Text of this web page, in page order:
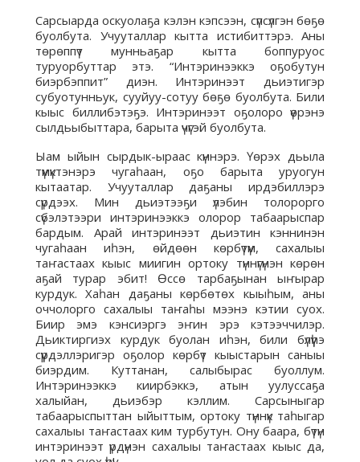
Сарсыарда оскуолаҕа кэлэн кэпсээн, сүпсүлгэн бөҕө
буолбута. Учууталлар кытта истибиттэрэ. Аны
төрөппүт мунньаҕар кытта боппуруос
туруорбуттар этэ. “Интэринээккэ оҕобутун
биэрбэппит” диэн. Интэринээт дьиэтигэр
субуотунньук, сууйуу-сотуу бөҕө буолбута. Били
кыыс биллибэтэҕэ. Интэринээт оҕолоро үөрэнэ
сылдьыбыттара, барыта үчүгэй буолбута.
Ыам ыйын сырдык-ыраас күннэрэ. Үөрэх дьыла
түмүктэнэрэ чугаһаан, оҕо барыта уруогун
кытаатар. Учууталлар даҕаны ирдэбиллэрэ
сүрдээх. Мин дьиэтээҕи үлэбин толорорго
сүбэлэтээри интэринээккэ олорор табаарыспар
бардым. Арай интэринээт дьиэтин кэннинэн
чугаһаан иһэн, өйдөөн көрбүтүм, сахалыы
таҥастаах кыыс миигин ортоку түннүгүнэн көрөн
аҕай турар эбит! Өссө тарбаҕынан ыҥырар
курдук. Хаһан даҕаны көрбөтөх кыыһым, аны
оччолорго сахалыы таҥаһы мээнэ кэтии суох.
Биир эмэ кэнсиэргэ эҥин эрэ кэтээччилэр.
Дьиктиргиэх курдук буолан иһэн, били бүлүүһэ
сүүрдэллэригэр оҕолор көрбүт кыыстарын саныы
биэрдим. Куттанан, салыбырас буоллум.
Интэринээккэ киирбэккэ, атын уулуссаҕа
халыйан, дьиэбэр кэллим. Сарсыныгар
табаарыспыттан ыйыттым, ортоку түннүк таһыгар
сахалыы таҥастаах ким турбутун. Ону баара, бүтүн
интэринээт үрдүнэн сахалыы таҥастаах кыыс да,